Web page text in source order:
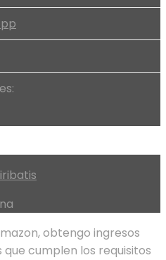
obtengo ingresos
cumplen los requisitos